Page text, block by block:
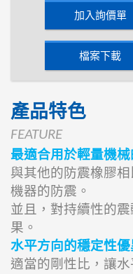
加入詢價單
檔案下載
產品特色
FEATURE
最適合用於輕量機
與其他的防震橡膠
機器的防震。
並且，對持續性的
果。
水平方向的穩定性優
適當的剛性比，讓